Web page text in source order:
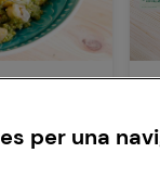
per una